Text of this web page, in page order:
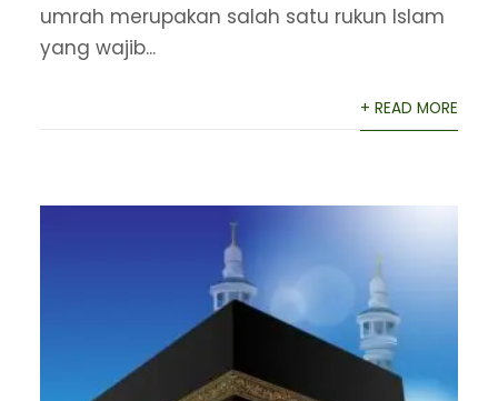
umrah merupakan salah satu rukun Islam
yang wajib...
+ READ MORE